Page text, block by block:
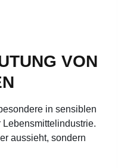
VON
in sensiblen
aussieht, sondern